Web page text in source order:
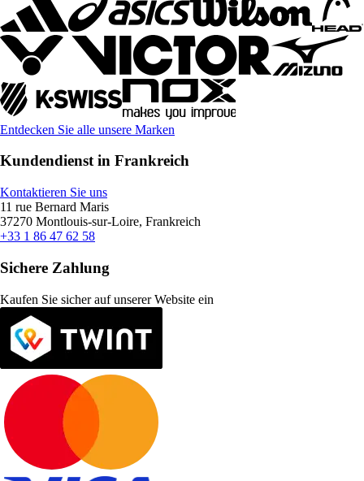
Entdecken Sie alle unsere Marken
Kundendienst in Frankreich
Kontaktieren Sie uns
11 rue Bernard Maris
37270 Montlouis-sur-Loire, Frankreich
+33 1 86 47 62 58
Sichere Zahlung
Kaufen Sie sicher auf unserer Website ein